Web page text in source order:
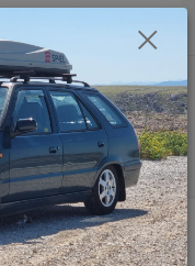
Menu
Hledat
0,00 Kč
Průchozí koncový díl výfuku